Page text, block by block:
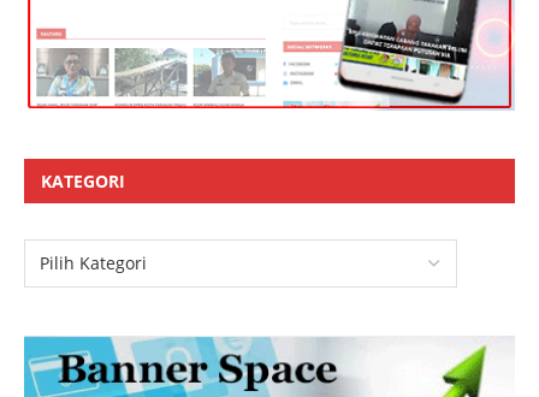
KATEGORI